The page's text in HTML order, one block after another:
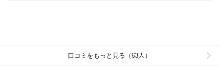
口コミをもっと見る（63人）